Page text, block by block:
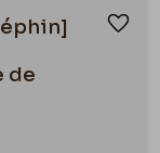
de